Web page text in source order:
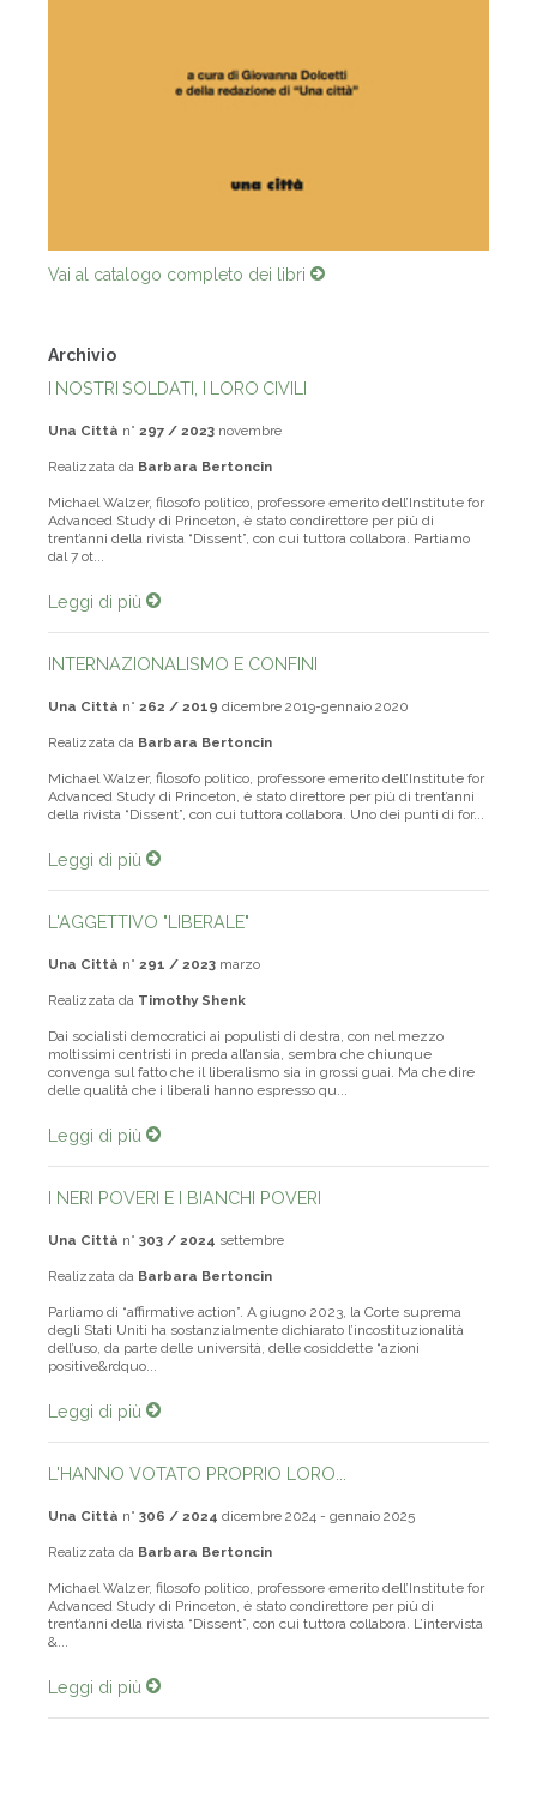
Vai al catalogo completo dei libri
Archivio
I NOSTRI SOLDATI, I LORO CIVILI
Una Città n° 297 / 2023 novembre
Realizzata da Barbara Bertoncin
Michael Walzer, filosofo politico, professore emerito dell’Institute for
Advanced Study di Princeton, è stato condirettore per più di
trent’anni della rivista “Dissent”, con cui tuttora collabora. Partiamo
dal 7 ot...
Leggi di più
INTERNAZIONALISMO E CONFINI
Una Città n° 262 / 2019 dicembre 2019-gennaio 2020
Realizzata da Barbara Bertoncin
Michael Walzer, filosofo politico, professore emerito dell’Institute for
Advanced Study di Princeton, è stato direttore per più di trent’anni
della rivista “Dissent”, con cui tuttora collabora. Uno dei punti di for...
Leggi di più
L'AGGETTIVO "LIBERALE"
Una Città n° 291 / 2023 marzo
Realizzata da Timothy Shenk
Dai socialisti democratici ai populisti di destra, con nel mezzo
moltissimi centristi in preda all’ansia, sembra che chiunque
convenga sul fatto che il liberalismo sia in grossi guai. Ma che dire
delle qualità che i liberali hanno espresso qu...
Leggi di più
I NERI POVERI E I BIANCHI POVERI
Una Città n° 303 / 2024 settembre
Realizzata da Barbara Bertoncin
Parliamo di “affirmative action”. A giugno 2023, la Corte suprema
degli Stati Uniti ha sostanzialmente dichiarato l’incostituzionalità
dell’uso, da parte delle università, delle cosiddette “azioni
positive&rdquo...
Leggi di più
L'HANNO VOTATO PROPRIO LORO...
Una Città n° 306 / 2024 dicembre 2024 - gennaio 2025
Realizzata da Barbara Bertoncin
Michael Walzer, filosofo politico, professore emerito dell’Institute for
Advanced Study di Princeton, è stato condirettore per più di
trent’anni della rivista “Dissent”, con cui tuttora collabora. L’intervista
&...
Leggi di più